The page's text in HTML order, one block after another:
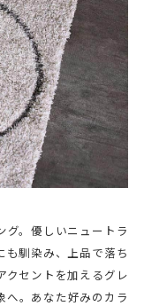
グ。優しいニュートラ
も馴染み、上品で落ち
クセントを加えるグレ
へ。あなた好みのカラ